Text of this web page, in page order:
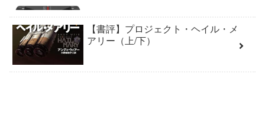
【書評】プロジェクト・ヘイル・メ
アリー（上/下）